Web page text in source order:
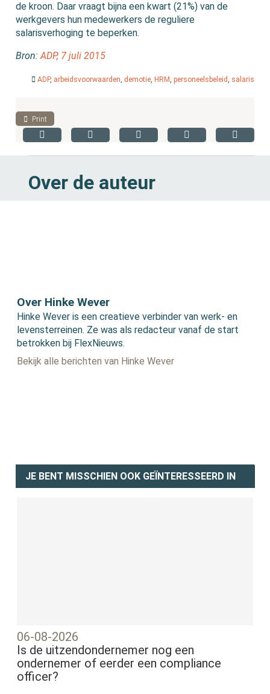
de kroon. Daar vraagt bijna een kwart (21%) van de
werkgevers hun medewerkers de reguliere
salarisverhoging te beperken.
Bron:ADP, 7 juli 2015
ADP, arbeidsvoorwaarden, demotie, HRM, personeelsbeleid, salaris
Print
Over de auteur
Over Hinke Wever
Hinke Wever is een creatieve verbinder van werk- en
levensterreinen. Ze was als redacteur vanaf de start
betrokken bij FlexNieuws.
Bekijk alle berichten van Hinke Wever
JE BENT MISSCHIEN OOK GEÏNTERESSEERD IN
06-08-2026
Is de uitzendondernemer nog een
ondernemer of eerder een compliance
officer?